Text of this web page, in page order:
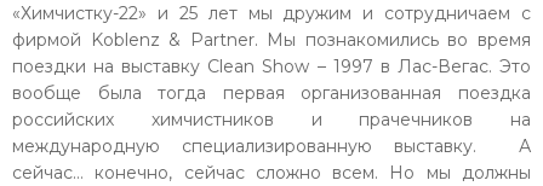
«Химчистку-22» и 25 лет мы дружим и сотрудничаем с
фирмой Koblenz & Partner. Мы познакомились во время
поездки на выставку Clean Show – 1997 в Лас-Вегас. Это
вообще была тогда первая организованная поездка
российских химчистников и прачечников на
международную специализированную выставку. А
сейчас… конечно, сейчас сложно всем. Но мы должны